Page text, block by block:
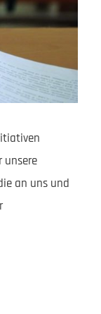
unsere
an uns und